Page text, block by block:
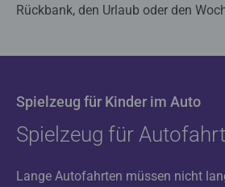
Rückbank, den Urlaub oder den
Spielzeug für Kinder im Auto
Spielzeug für
Lange Autofahrten müssen nicht